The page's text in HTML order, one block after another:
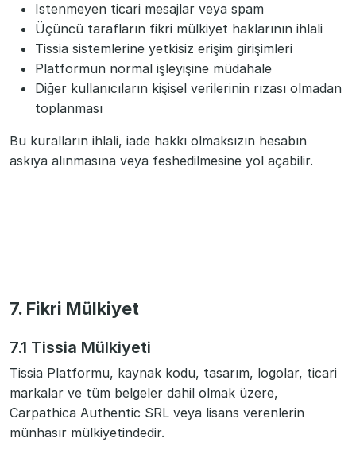
İstenmeyen ticari mesajlar veya spam
Üçüncü tarafların fikri mülkiyet haklarının ihlali
Tissia sistemlerine yetkisiz erişim girişimleri
Platformun normal işleyişine müdahale
Diğer kullanıcıların kişisel verilerinin rızası olmadan
toplanması
Bu kuralların ihlali, iade hakkı olmaksızın hesabın
askıya alınmasına veya feshedilmesine yol açabilir.
7. Fikri Mülkiyet
7.1 Tissia Mülkiyeti
Tissia Platformu, kaynak kodu, tasarım, logolar, ticari
markalar ve tüm belgeler dahil olmak üzere,
Carpathica Authentic SRL veya lisans verenlerin
münhasır mülkiyetindedir.